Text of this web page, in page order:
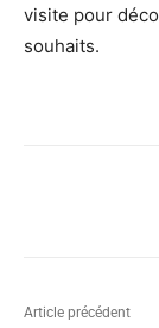
visite pour
souhaits.
Article précédent